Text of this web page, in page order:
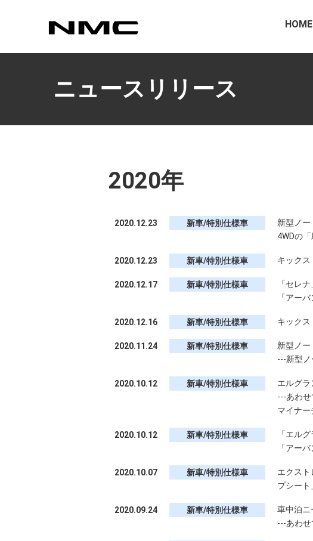
カスタマイズ事業部
HOME
ニュースリリース
2020年
2020.12.23 新車/特別仕様車
新型ノー
4WDの
2020.12.23 新車/特別仕様車 キックス
2020.12.17 新車/特別仕様車
「セレ
「アー
2020.12.16 新車/特別仕様車 キックス
2020.11.24 新車/特別仕様車
新型ノ
---新型ノ
2020.10.12 新車/特別仕様車
エルグラ
---あわ
マイナ
2020.10.12 新車/特別仕様車
「エル
「アー
2020.10.07 新車/特別仕様車
エクスト
プシート
2020.09.24 新車/特別仕様車
車中泊ニ
---あわ